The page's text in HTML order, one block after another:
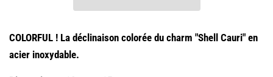
COLORFUL ! La déclinaison colorée du charm "Shell Cauri" en
acier inoxydable.